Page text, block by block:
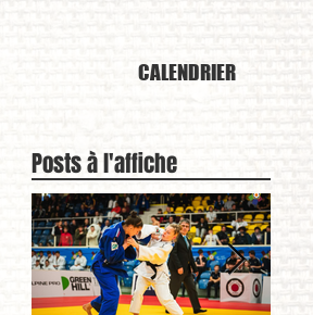
CALENDRIER
Posts à l'affiche